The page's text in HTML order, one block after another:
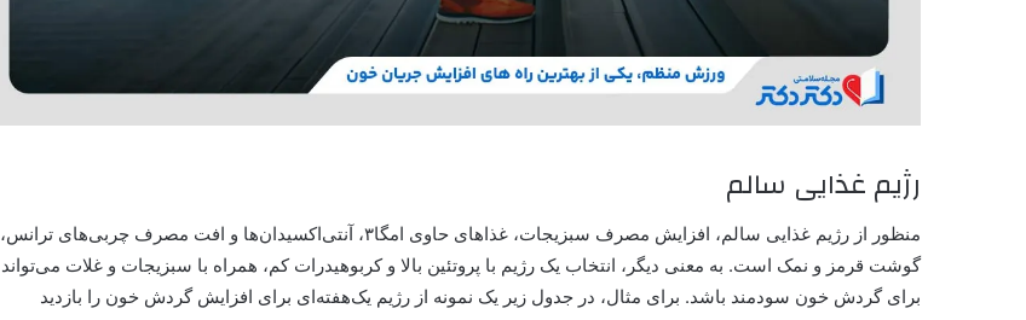
رژیم غذایی سالم
منظور از رژیم غذایی سالم، افزایش مصرف سبزیجات، غذاهای حاوی امگا۳، آنتی‌اکسیدان‌ها و افت مصرف چربی‌های ترانس،
گوشت قرمز و نمک است. به معنی دیگر، انتخاب یک رژیم با پروتئین بالا و کربوهیدرات کم، همراه با سبزیجات و غلات می‌تواند
برای گردش خون سودمند باشد. برای مثال، در جدول زیر یک نمونه از رژیم یک‌هفته‌ای برای افزایش گردش خون را بازدید